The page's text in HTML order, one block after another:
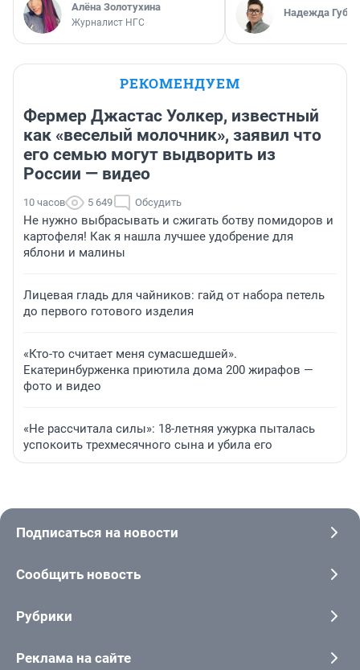
Алёна Золотухина
Журналист НГС
Надежда
РЕКОМЕНДУЕМ
Фермер Джастас Уолкер, известный
как «веселый молочник», заявил что
его семью могут выдворить из
России — видео
10 часов 5 649 Обсудить
Не нужно выбрасывать и сжигать ботву помидоров и
картофеля! Как я нашла лучшее удобрение для
яблони и малины
Лицевая гладь для чайников: гайд от набора петель
до первого готового изделия
«Кто-то считает меня сумасшедшей».
Екатеринбурженка приютила дома 200 жирафов —
фото и видео
«Не рассчитала силы»: 18-летняя ужурка пыталась
успокоить трехмесячного сына и убила его
Подписаться на новости
Сообщить новость
Рубрики
Реклама на сайте